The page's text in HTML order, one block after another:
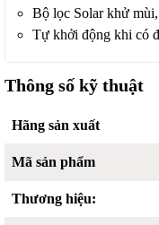
Bộ lọc Solar khử
Tự khởi động khi có
Thông số kỹ thuật
Hãng sản xuất
Mã sản phẩm
Thương hiệu: